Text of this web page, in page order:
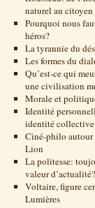
naturel au citoyen
Pourquoi nous
héros?
La tyrannie du
Les formes du
Qu’est-ce qui
une civilisation
Morale et
Identité
identité collective
Ciné-philo
Lion
La politesse:
valeur d’actualité?
Voltaire, figure
Lumières